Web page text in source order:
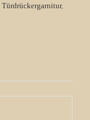
Türdrückergarnitur,